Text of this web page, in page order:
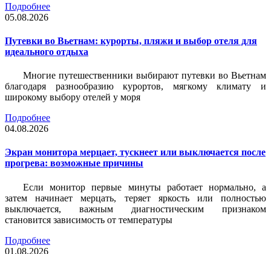
Подробнее
05.08.2026
Путевки во Вьетнам: курорты, пляжи и выбор отеля для
идеального отдыха
Многие путешественники выбирают путевки во Вьетнам
благодаря разнообразию курортов, мягкому климату и
широкому выбору отелей у моря
Подробнее
04.08.2026
Экран монитора мерцает, тускнеет или выключается после
прогрева: возможные причины
Если монитор первые минуты работает нормально, а
затем начинает мерцать, теряет яркость или полностью
выключается, важным диагностическим признаком
становится зависимость от температуры
Подробнее
01.08.2026